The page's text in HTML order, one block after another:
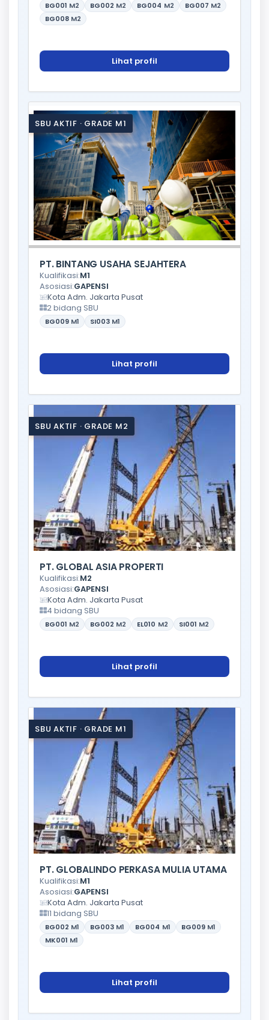
BG001 M2 BG002 M2 BG004 M2 BG007 M2
BG008 M2
Lihat profil
SBU AKTIF · GRADE M1
PT. BINTANG USAHA SEJAHTERA
Kualifikasi:M1
Asosiasi:GAPENSI
Kota Adm. Jakarta Pusat
2 bidang SBU
BG009 M1 SI003 M1
Lihat profil
SBU AKTIF · GRADE M2
PT. GLOBAL ASIA PROPERTI
Kualifikasi:M2
Asosiasi:GAPENSI
Kota Adm. Jakarta Pusat
4 bidang SBU
BG001 M2 BG002 M2 EL010 M2 SI001 M2
Lihat profil
SBU AKTIF · GRADE M1
PT. GLOBALINDO PERKASA MULIA UTAMA
Kualifikasi:M1
Asosiasi:GAPENSI
Kota Adm. Jakarta Pusat
11 bidang SBU
BG002 M1 BG003 M1 BG004 M1 BG009 M1
MK001 M1
Lihat profil